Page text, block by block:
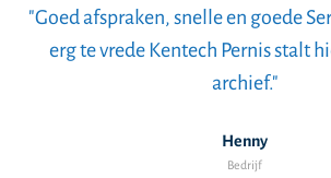
"Goed afspraken, snelle en goede
erg te vrede Kentech Pernis stalt
archief."
Henny
Bedrijf